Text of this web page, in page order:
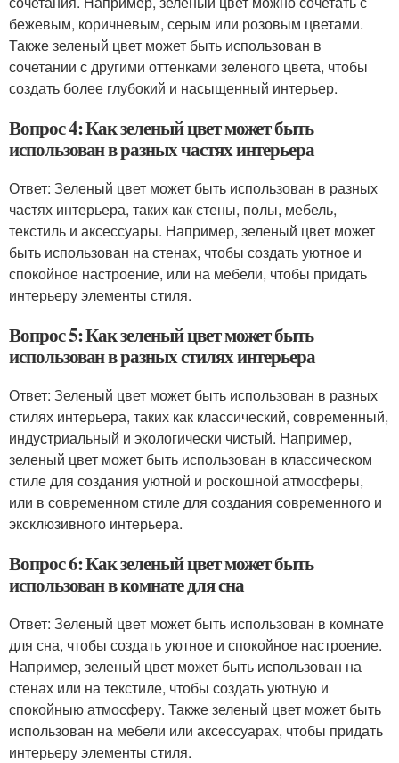
бежевым, коричневым, серым или розовым цветами.
Также зеленый цвет может быть использован в
сочетании с другими оттенками зеленого цвета, чтобы
создать более глубокий и насыщенный интерьер.
Вопрос 4: Как зеленый цвет может быть
использован в разных частях интерьера
Ответ: Зеленый цвет может быть использован в разных
частях интерьера, таких как стены, полы, мебель,
текстиль и аксессуары. Например, зеленый цвет может
быть использован на стенах, чтобы создать уютное и
спокойное настроение, или на мебели, чтобы придать
интерьеру элементы стиля.
Вопрос 5: Как зеленый цвет может быть
использован в разных стилях интерьера
Ответ: Зеленый цвет может быть использован в разных
стилях интерьера, таких как классический, современный,
индустриальный и экологически чистый. Например,
зеленый цвет может быть использован в классическом
стиле для создания уютной и роскошной атмосферы,
или в современном стиле для создания современного и
эксклюзивного интерьера.
Вопрос 6: Как зеленый цвет может быть
использован в комнате для сна
Ответ: Зеленый цвет может быть использован в комнате
для сна, чтобы создать уютное и спокойное настроение.
Например, зеленый цвет может быть использован на
стенах или на текстиле, чтобы создать уютную и
спокойныю атмосферу. Также зеленый цвет может быть
использован на мебели или аксессуарах, чтобы придать
интерьеру элементы стиля.